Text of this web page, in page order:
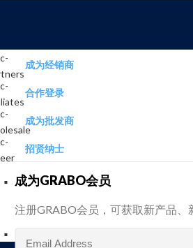
成为经销商
合作登录
成为批发商
招贤纳士
成为GRABO会员
注册GRABO会员，可获取新产品、